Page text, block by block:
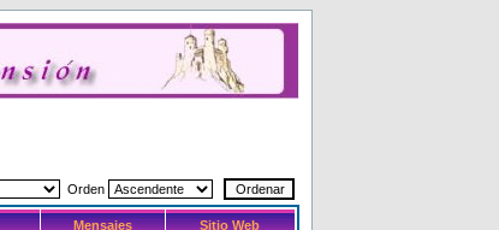
Orden
Mensajes Sitio Web